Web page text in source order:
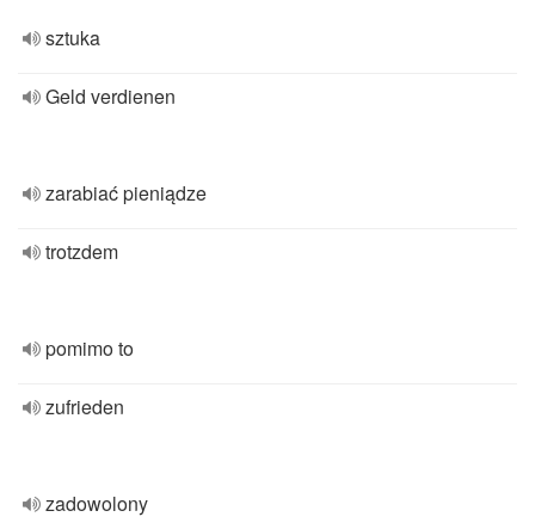
sztuka
Geld verdienen
zarabiać pieniądze
trotzdem
pomimo to
zufrieden
zadowolony